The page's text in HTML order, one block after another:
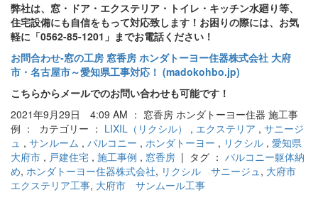
弊社は、窓・ドア・エクステリア・トイレ・キッチン水廻り等、
住宅設備にも自信をもって対応致します！お困りの際には、お気
軽に「0562-85-1201」までお電話ください！
お問合わせ‐窓の工房 窓香房 ホンダトーヨー住器株式会社 大府
市・名古屋市～愛知県工事対応！ (madokohbo.jp)
こちらからメールでのお問い合わせも可能です！
2021年9月29日 4:09 AM ： 窓香房 ホンダトーヨー住器 施工事
例 ： カテゴリー ： LIXIL（リクシル） , エクステリア , サニージ
ュ , サンルーム , バルコニー , ホンダトーヨー , リクシル , 愛知県
大府市 , 戸建住宅 , 施工事例 , 窓香房 | タグ ： バルコニー躯体納
め, ホンダトーヨー住器株式会社, リクシル サニージュ, 大府市
エクステリア工事, 大府市 サンムール工事